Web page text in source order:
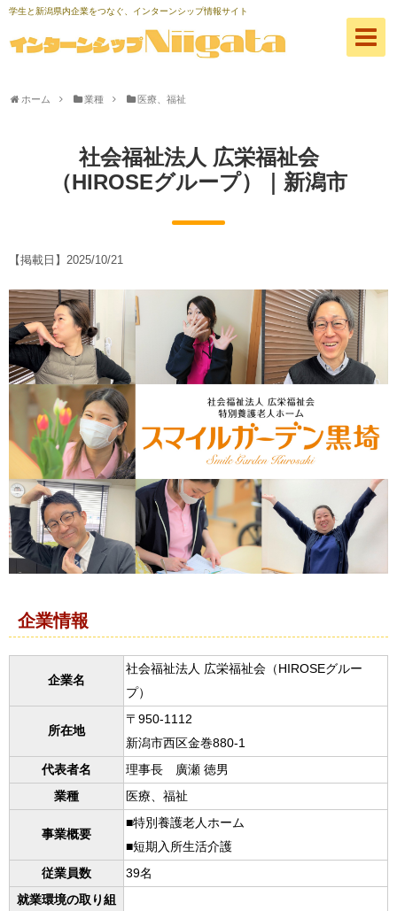
学生と新潟県内企業をつなぐ、インターンシップ情報サイト
ホーム 業種 医療、福祉
社会福祉法人 広栄福祉会
（HIROSEグループ）｜新潟市
【掲載日】 2025/10/21
企業情報
企業名
社会福祉法人 広栄福祉会（HIROSEグルー
プ）
所在地
〒950-1112
新潟市西区金巻880-1
代表者名
理事長 廣瀬 徳男
業種
医療、福祉
事業概要
■特別養護老人ホーム
■短期入所生活介護
従業員数
39名
就業環境の取り組